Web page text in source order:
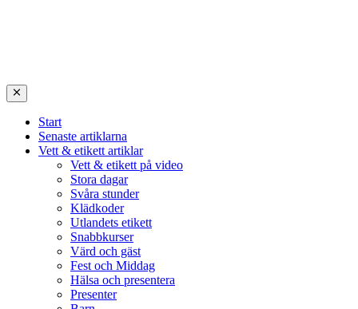
Start
Senaste artiklarna
Vett & etikett artiklar
Vett & etikett på video
Stora dagar
Svåra stunder
Klädkoder
Utlandets etikett
Snabbkurser
Värd och gäst
Fest och Middag
Hälsa och presentera
Presenter